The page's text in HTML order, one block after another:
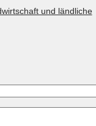
und ländliche